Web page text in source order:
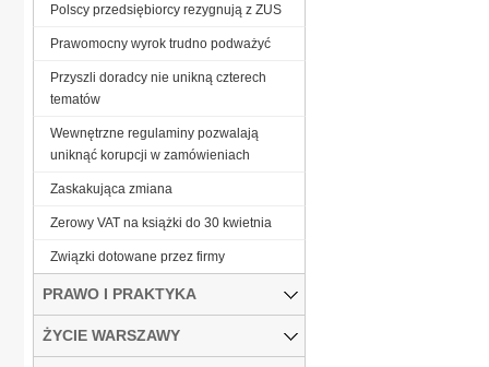
Polscy przedsiębiorcy rezygnują z ZUS
Prawomocny wyrok trudno podważyć
Przyszli doradcy nie unikną czterech
tematów
Wewnętrzne regulaminy pozwalają
uniknąć korupcji w zamówieniach
Zaskakująca zmiana
Zerowy VAT na książki do 30 kwietnia
Związki dotowane przez firmy
PRAWO I PRAKTYKA
ŻYCIE WARSZAWY